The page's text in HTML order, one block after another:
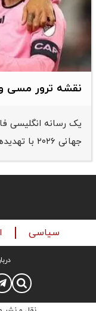
نقشه ترور مسی و
یک رسانه انگلیسی
جهانی ۲۰۲۶ با تهدیدهای امنیتی جدی مواجه شدند.
سیاسی